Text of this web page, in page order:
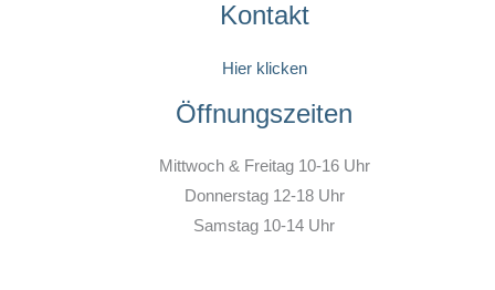
Kontakt
Hier klicken
Öffnungszeiten
Mittwoch & Freitag 10-16 Uhr
Donnerstag 12-18 Uhr
Samstag 10-14 Uhr